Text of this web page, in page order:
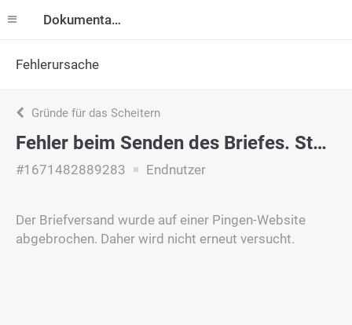
Dokumentation
Fehlerursache
Gründe für das Scheitern
Fehler beim Senden des Briefes. Storniert.
#1671482889283 Endnutzer
Der Briefversand wurde auf einer Pingen-Website
abgebrochen. Daher wird nicht erneut versucht.